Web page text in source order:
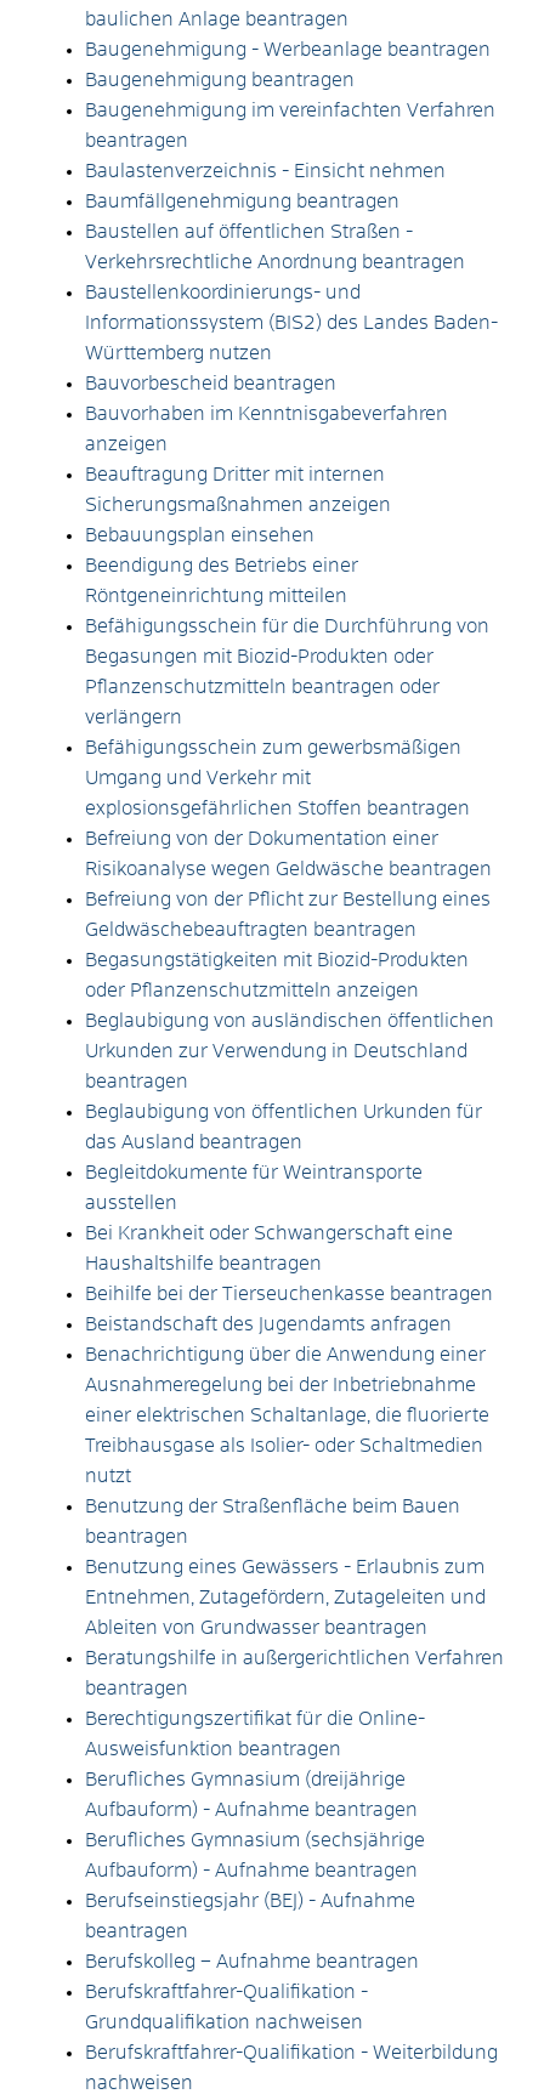
baulichen Anlage beantragen
Baugenehmigung - Werbeanlage beantragen
Baugenehmigung beantragen
Baugenehmigung im vereinfachten Verfahren
beantragen
Baulastenverzeichnis - Einsicht nehmen
Baumfällgenehmigung beantragen
Baustellen auf öffentlichen Straßen -
Verkehrsrechtliche Anordnung beantragen
Baustellenkoordinierungs- und
Informationssystem (BIS2) des Landes Baden-
Württemberg nutzen
Bauvorbescheid beantragen
Bauvorhaben im Kenntnisgabeverfahren
anzeigen
Beauftragung Dritter mit internen
Sicherungsmaßnahmen anzeigen
Bebauungsplan einsehen
Beendigung des Betriebs einer
Röntgeneinrichtung mitteilen
Befähigungsschein für die Durchführung von
Begasungen mit Biozid-Produkten oder
Pflanzenschutzmitteln beantragen oder
verlängern
Befähigungsschein zum gewerbsmäßigen
Umgang und Verkehr mit
explosionsgefährlichen Stoffen beantragen
Befreiung von der Dokumentation einer
Risikoanalyse wegen Geldwäsche beantragen
Befreiung von der Pflicht zur Bestellung eines
Geldwäschebeauftragten beantragen
Begasungstätigkeiten mit Biozid-Produkten
oder Pflanzenschutzmitteln anzeigen
Beglaubigung von ausländischen öffentlichen
Urkunden zur Verwendung in Deutschland
beantragen
Beglaubigung von öffentlichen Urkunden für
das Ausland beantragen
Begleitdokumente für Weintransporte
ausstellen
Bei Krankheit oder Schwangerschaft eine
Haushaltshilfe beantragen
Beihilfe bei der Tierseuchenkasse beantragen
Beistandschaft des Jugendamts anfragen
Benachrichtigung über die Anwendung einer
Ausnahmeregelung bei der Inbetriebnahme
einer elektrischen Schaltanlage, die fluorierte
Treibhausgase als Isolier- oder Schaltmedien
nutzt
Benutzung der Straßenfläche beim Bauen
beantragen
Benutzung eines Gewässers - Erlaubnis zum
Entnehmen, Zutagefördern, Zutageleiten und
Ableiten von Grundwasser beantragen
Beratungshilfe in außergerichtlichen Verfahren
beantragen
Berechtigungszertifikat für die Online-
Ausweisfunktion beantragen
Berufliches Gymnasium (dreijährige
Aufbauform) - Aufnahme beantragen
Berufliches Gymnasium (sechsjährige
Aufbauform) - Aufnahme beantragen
Berufseinstiegsjahr (BEJ) - Aufnahme
beantragen
Berufskolleg – Aufnahme beantragen
Berufskraftfahrer-Qualifikation -
Grundqualifikation nachweisen
Berufskraftfahrer-Qualifikation - Weiterbildung
nachweisen